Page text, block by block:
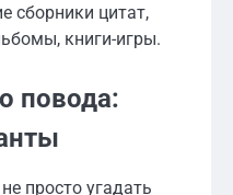
сборники цитат,
книги-игры.
повода:
просто угадать